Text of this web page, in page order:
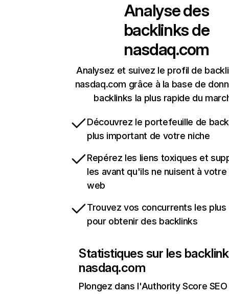
Analyse des
backlinks de
nasdaq.com
Analysez et suivez le profil de
nasdaq.com grâce à la base de
backlinks la plus rapide du
Découvrez le portefeuille de
plus important de votre niche
Repérez les liens toxiques et
les avant qu'ils ne nuisent à
web
Trouvez vos concurrents les
pour obtenir des backlinks
Statistiques sur les
nasdaq.com
Plongez dans l'Authority Score